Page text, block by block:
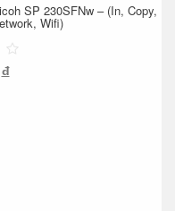
SP 230SFNw – (In, Copy,
Wifi)
đ